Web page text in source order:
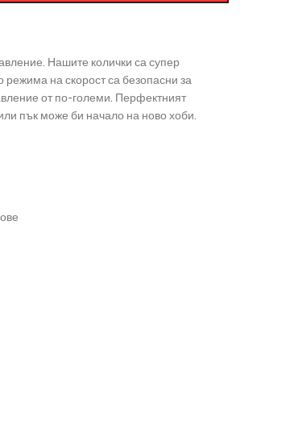
Нашите колички са супер
режима на скорост са безопасни за
от по-големи. Перфектният
пък може би начало на ново хоби.